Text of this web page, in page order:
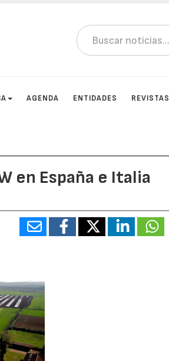
AGENDA ENTIDADES REVISTAS
en España e Italia